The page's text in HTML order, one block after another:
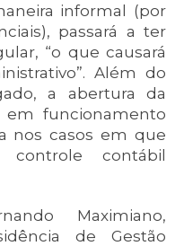
informal (por
passará a ter
“o que causará
Além do
a abertura da
em funcionamento
nos casos em que
contábil
Maximiano,
de Gestão